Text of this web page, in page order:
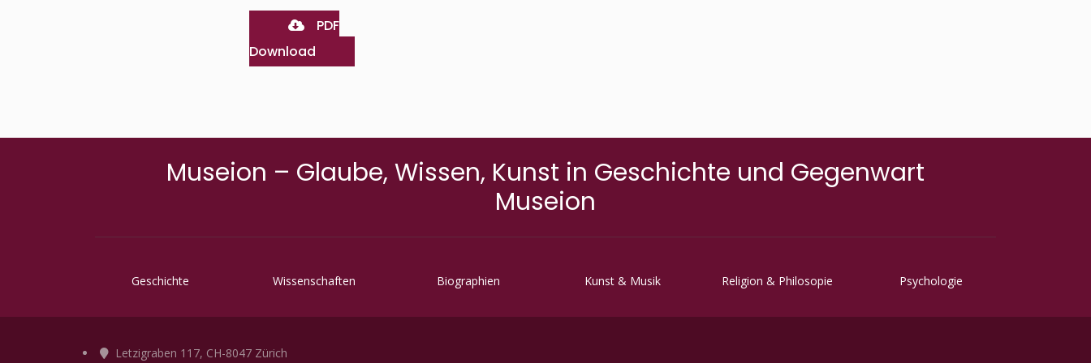
PDF
Download
Museion – Glaube, Wissen, Kunst in Geschichte und Gegenwart
Museion
Geschichte Wissenschaften Biographien Kunst & Musik Religion & Philosopie Psychologie
Letzigraben 117, CH-8047 Zürich